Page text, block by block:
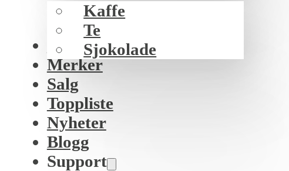
Kaffe
Te
Sjokolade
K-beauty
Merker
Salg
Toppliste
Nyheter
Blogg
Support